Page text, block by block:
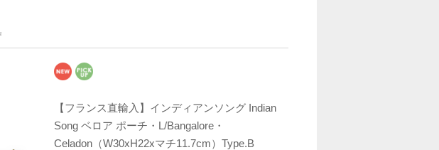
【フランス直輸入】インディアンソング Indian
Song ベロア ポーチ・L/Bangalore・
Celadon（W30xH22xマチ11.7cm）Type.B